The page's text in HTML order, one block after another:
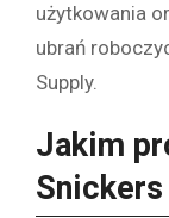
użytkowania
ubrań
Supply.
Jakim